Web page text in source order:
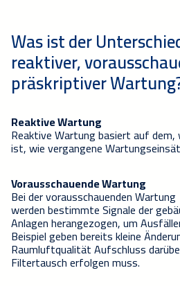
Was ist der
reaktiver,
präskriptiver
Reaktive Wartung
Reaktive Wartung basiertauf dem,
ist, wievergangene
Vorausschauende Wartung
Bei der vorausschauenden Wartung
werdenbestimmteSignale der
Anlagenherangezogen, um
Beispielgebenbereits kleine
Raumluftqualität Aufschluss d
Filtertausch erfolgen muss.